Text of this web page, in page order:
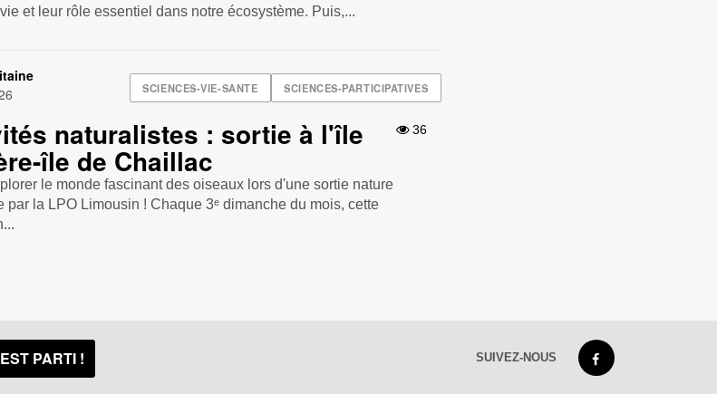
et leur rôle essentiel dans notre écosystème. Puis,...
SCIENCES-VIE-SANTE SCIENCES-PARTICIPATIVES
36
naturalistes : sortie à l'île
île de Chaillac
le monde fascinant des oiseaux lors d'une sortie nature
par la LPO Limousin ! Chaque 3ᵉ dimanche du mois, cette
PARTI ! SUIVEZ-NOUS